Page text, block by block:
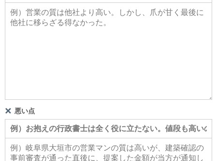
悪い点